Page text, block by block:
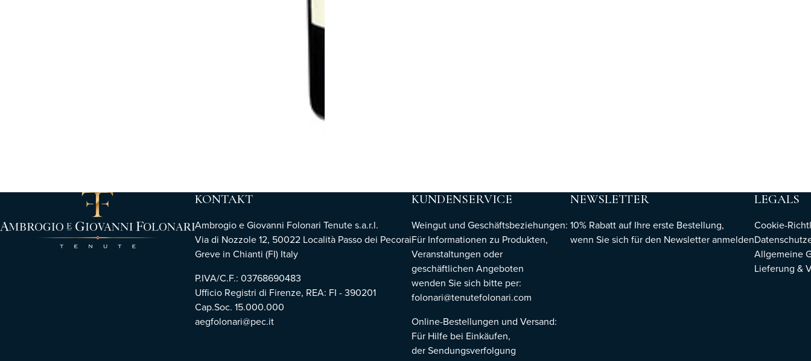
KONTAKT
Ambrogio e Giovanni Folonari Tenute s.a.r.l.
Via di Nozzole 12, 50022 Località Passo dei Pecorai
Greve in Chianti (FI) Italy
P.IVA/C.F.: 03768690483
Ufficio Registri di Firenze, REA: FI - 390201
Cap.Soc. 15.000.000
aegfolonari@pec.it
KUNDENSERVICE
Weingut und Geschäftsbeziehungen:
Für Informationen zu Produkten,
Veranstaltungen oder
geschäftlichen Angeboten
wenden Sie sich bitte per:
folonari@tenutefolonari.com
Online-Bestellungen und Versand:
Für Hilfe bei Einkäufen,
der Sendungsverfolgung
NEWSLETTER
10% Rabatt auf Ihre erste Bestellung,
wenn Sie sich für den Newsletteranmelden
LEGALS
Cookie-
Allgemeine
Lieferung &